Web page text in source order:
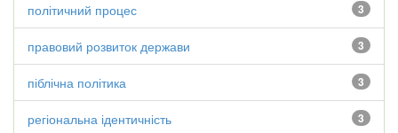
3
політичний процес
3
правовий розвиток держави
3
піблічна політика
3
регіональна ідентичність